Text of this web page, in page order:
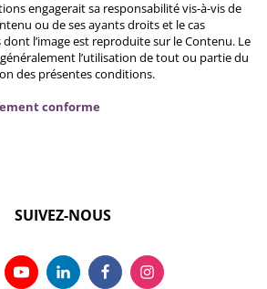
engagerait sa responsabilité vis-à-vis de
ou de ses ayants droits et le cas
l’image est reproduite sur le Contenu. Le
l’utilisation de tout ou partie du
des présentes conditions.
conforme
SUIVEZ-NOUS